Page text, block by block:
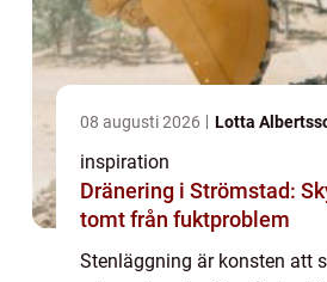
08 augusti 2026 Lotta
inspiration
Dränering i Strömstad:
tomt från fuktproblem
Stenläggning är konsten att